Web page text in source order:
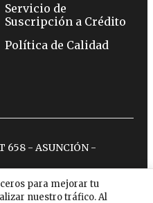
para mejorar tu
nuestro tráfico. Al
Servicio de
Suscripción a Crédito
Política de Calidad
658 - ASUNCIÓN -